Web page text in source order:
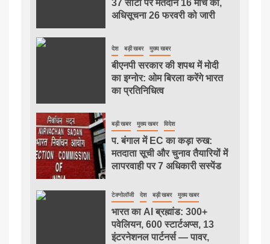
37 सीटों पर मतदान 16 मार्च को,
अधिसूचना 26 फरवरी को जारी
देश बड़ी खबर मुख्य खबर
बीएनपी सरकार की शपथ में मोदी
का इग्नोर: ओम बिरला करेंगे भारत
का प्रतिनिधित्व
बड़ी खबर मुख्य खबर विदेश
प. बंगाल में EC का कड़ा रुख:
मतदाता सूची और चुनाव तैयारियों में
लापरवाही पर 7 अधिकारी सस्पेंड
टेक्नोलॉजी देश बड़ी खबर मुख्य खबर
भारत का AI ब्रह्मांड: 300+
पवेलियन, 600 स्टार्टअप्स, 13
इंटरनेशनल पार्टनर्स — पावर,